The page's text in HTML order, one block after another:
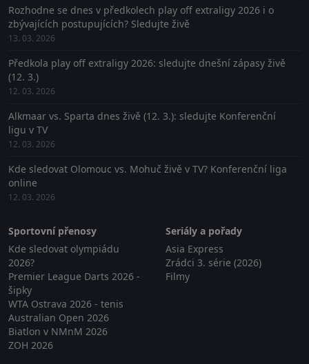
Rozhodne se dnes v předkolech play off extraligy 2026 i o
zbývajících postupujících? Sledujte živě
13. 03. 2026
Předkola play off extraligy 2026: sledujte dnešní zápasy živě
(12. 3.)
12. 03. 2026
Alkmaar vs. Sparta dnes živě (12. 3.): sledujte Konferenční
ligu v TV
12. 03. 2026
Kde sledovat Olomouc vs. Mohuč živě v TV? Konferenční liga
online
12. 03. 2026
Sportovní přenosy
Kde sledovat olympiádu
2026?
Premier League Darts 2026 -
šipky
WTA Ostrava 2026 - tenis
Australian Open 2026
Biatlon v NMnM 2026
ZOH 2026
Seriály a pořady
Asia Express
Zrádci 3. série (2026)
Filmy